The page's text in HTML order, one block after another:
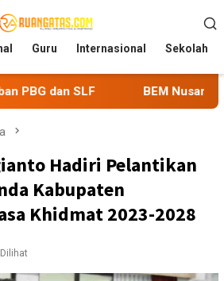
Guru Internasional Sekolah
BEM Nusantara Priangan
Hadiri Pelantikan
Kabupaten
Khidmat 2023-2028